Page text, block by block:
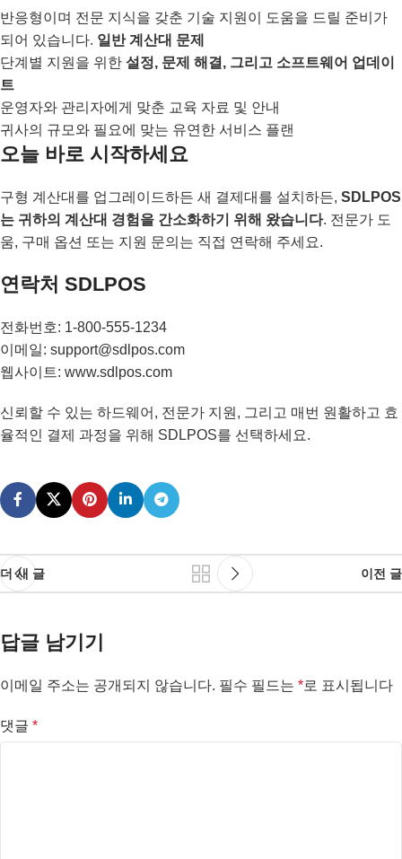
반응형이며 전문 지식을 갖춘 기술 지원이 도움을 드릴 준비가
되어 있습니다. 일반 계산대 문제
단계별 지원을 위한 설정, 문제 해결, 그리고 소프트웨어 업데이
트
운영자와 관리자에게 맞춘 교육 자료 및 안내
귀사의 규모와 필요에 맞는 유연한 서비스 플랜
오늘 바로 시작하세요
구형 계산대를 업그레이드하든 새 결제대를 설치하든, SDLPOS
는 귀하의 계산대 경험을 간소화하기 위해 왔습니다. 전문가 도
움, 구매 옵션 또는 지원 문의는 직접 연락해 주세요.
연락처 SDLPOS
전화번호: 1-800-555-1234
이메일: support@sdlpos.com
웹사이트: www.sdlpos.com
신뢰할 수 있는 하드웨어, 전문가 지원, 그리고 매번 원활하고 효
율적인 결제 과정을 위해 SDLPOS를 선택하세요.
더 새 글 이전 글
답글 남기기
이메일 주소는 공개되지 않습니다. 필수 필드는 *로 표시됩니다
댓글 *